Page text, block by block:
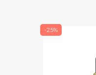
-25%